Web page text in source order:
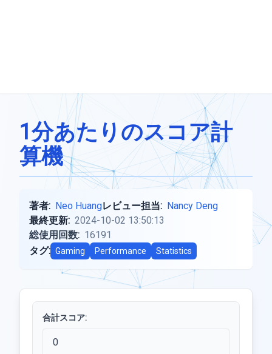
1分あたりのスコア計
算機
著者: Neo Huangレビュー担当: Nancy Deng
最終更新: 2024-10-02 13:50:13
総使用回数: 16191
タグ: Gaming Performance Statistics
合計スコア: